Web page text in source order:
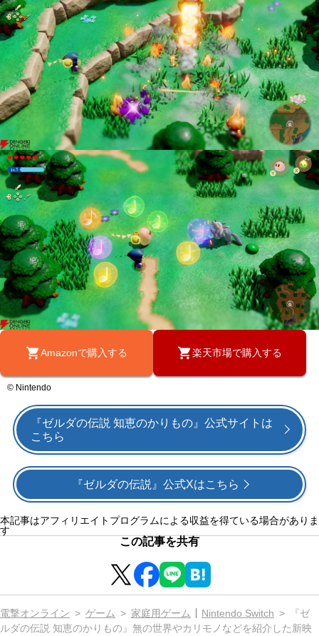
Amazonで購入する 楽天市場で購入する
© Nintendo
『ゼルダの伝説 知恵のかりもの』公式サイトは
こちら
『ゼルダの伝説』公式Xはこちら
本記事はアフィリエイトプログラムによる収益を得ている場合がありま
す
この記事を共有
電撃オンライン ゲーム 家庭用ゲーム Nintendo Switch
『ゼ
ルダの伝説 知恵のかりもの』無の世界やカリモノなどを紹介した新映